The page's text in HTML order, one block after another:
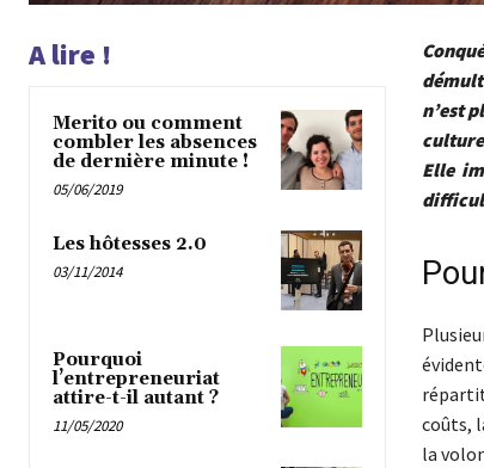
A lire !
Merito ou comment
combler les absences
de dernière minute !
05/06/2019
Les hôtesses 2.0
03/11/2014
Pourquoi
l’entrepreneuriat
attire-t-il autant ?
11/05/2020
n’est
Elle
coûts,
la